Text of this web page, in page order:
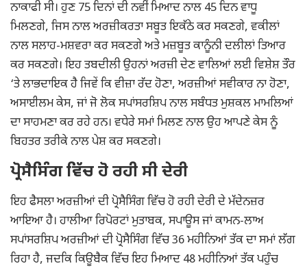
ਨਾਕਾਫੀ ਸੀ। ਹੁਣ 75 ਦਿਨਾਂ ਦੀ ਨਵੀਂ ਮਿਆਦ ਨਾਲ 45 ਦਿਨ ਵਾਧੂ
ਮਿਲਣਗੇ, ਜਿਸ ਨਾਲ ਅਰਜ਼ੀਕਰਤਾ ਸਬੂਤ ਇਕੱਠੇ ਕਰ ਸਕਣਗੇ, ਵਕੀਲਾਂ
ਨਾਲ ਸਲਾਹ-ਮਸ਼ਵਰਾ ਕਰ ਸਕਣਗੇ ਅਤੇ ਮਜ਼ਬੂਤ ਕਾਨੂੰਨੀ ਦਲੀਲਾਂ ਤਿਆਰ
ਕਰ ਸਕਣਗੇ। ਇਹ ਤਬਦੀਲੀ ਉਹਨਾਂ ਅਰਜ਼ੀ ਦੇਣ ਵਾਲਿਆਂ ਲਈ ਵਿਸ਼ੇਸ਼ ਤੌਰ
‘ਤੇ ਲਾਭਦਾਇਕ ਹੈ ਜਿਵੇਂ ਕਿ ਵੀਜ਼ਾ ਰੱਦ ਹੋਣਾ, ਅਰਜ਼ੀਆਂ ਸਵੀਕਾਰ ਨਾ ਹੋਣਾ,
ਅਸਾਈਲਮ ਕੇਸ, ਜਾਂ ਜੋ ਲੋਕ ਸਪਾਂਸਰਸ਼ਿਪ ਨਾਲ ਸਬੰਧਤ ਮੁਸ਼ਕਲ ਮਾਮਲਿਆਂ
ਦਾ ਸਾਹਮਣਾ ਕਰ ਰਹੇ ਹਨ। ਵਧੇਰੇ ਸਮਾਂ ਮਿਲਣ ਨਾਲ ਉਹ ਆਪਣੇ ਕੇਸ ਨੂੰ
ਬਿਹਤਰ ਤਰੀਕੇ ਨਾਲ ਪੇਸ਼ ਕਰ ਸਕਣਗੇ।
ਪ੍ਰੋਸੈਸਿੰਗ ਵਿੱਚ ਹੋ ਰਹੀ ਸੀ ਦੇਰੀ
ਇਹ ਫੈਸਲਾ ਅਰਜ਼ੀਆਂ ਦੀ ਪ੍ਰੋਸੈਸਿੰਗ ਵਿੱਚ ਹੋ ਰਹੀ ਦੇਰੀ ਦੇ ਮੱਦੇਨਜ਼ਰ
ਆਇਆ ਹੈ। ਹਾਲੀਆ ਰਿਪੋਰਟਾਂ ਮੁਤਾਬਕ, ਸਪਾਊਸ ਜਾਂ ਕਾਮਨ-ਲਾਅ
ਸਪਾਂਸਰਸ਼ਿਪ ਅਰਜ਼ੀਆਂ ਦੀ ਪ੍ਰੋਸੈਸਿੰਗ ਵਿੱਚ 36 ਮਹੀਨਿਆਂ ਤੱਕ ਦਾ ਸਮਾਂ ਲੱਗ
ਰਿਹਾ ਹੈ, ਜਦਕਿ ਕਿਊਬੈਕ ਵਿੱਚ ਇਹ ਮਿਆਦ 48 ਮਹੀਨਿਆਂ ਤੱਕ ਪਹੁੰਚ